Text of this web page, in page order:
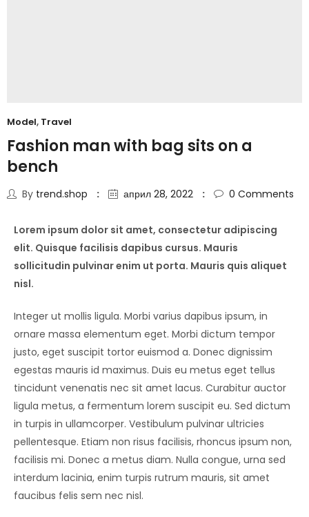
Model, Travel
Fashion man with bag sits on a
bench
By trend.shop април 28, 2022 0 Comments
Lorem ipsum dolor sit amet, consectetur adipiscing
elit. Quisque facilisis dapibus cursus. Mauris
sollicitudin pulvinar enim ut porta. Mauris quis aliquet
nisl.
Integer ut mollis ligula. Morbi varius dapibus ipsum, in
ornare massa elementum eget. Morbi dictum tempor
justo, eget suscipit tortor euismod a. Donec dignissim
egestas mauris id maximus. Duis eu metus eget tellus
tincidunt venenatis nec sit amet lacus. Curabitur auctor
ligula metus, a fermentum lorem suscipit eu. Sed dictum
in turpis in ullamcorper. Vestibulum pulvinar ultricies
pellentesque. Etiam non risus facilisis, rhoncus ipsum non,
facilisis mi. Donec a metus diam. Nulla congue, urna sed
interdum lacinia, enim turpis rutrum mauris, sit amet
faucibus felis sem nec nisl.